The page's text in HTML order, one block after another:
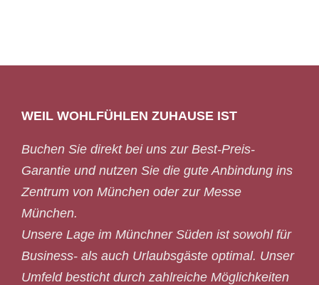
WEIL WOHLFÜHLEN ZUHAUSE IST
Buchen Sie direkt bei uns zur Best-Preis-
Garantie und nutzen Sie die gute Anbindung ins
Zentrum von München oder zur Messe
München.
Unsere Lage im Münchner Süden ist sowohl für
Business- als auch Urlaubsgäste optimal. Unser
Umfeld besticht durch zahlreiche Möglichkeiten